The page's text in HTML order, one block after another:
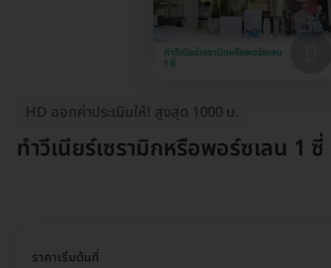
HD ออกค่าประเมินให้! สูงสุด 1000 บ.
ทำวีเนียร์เซรามิกหรือพอร์ซเลน 1 ซี่
ราคาเริ่มต้นที่